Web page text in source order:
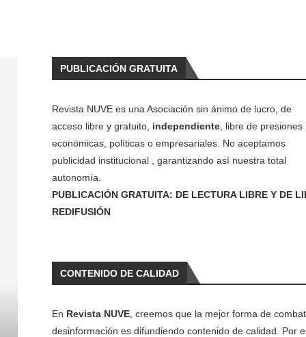
PUBLICACIÓN GRATUITA
Revista NUVE es una Asociación sin ánimo de lucro, de
acceso libre y gratuito, independiente, libre de presiones
económicas, políticas o empresariales. No aceptamos
publicidad institucional , garantizando así nuestra total
autonomía.
PUBLICACIÓN GRATUITA: DE LECTURA LIBRE Y DE
REDIFUSIÓN
CONTENIDO DE CALIDAD
En Revista NUVE, creemos que la mejor forma de
desinformación es difundiendo contenido de calidad. Por